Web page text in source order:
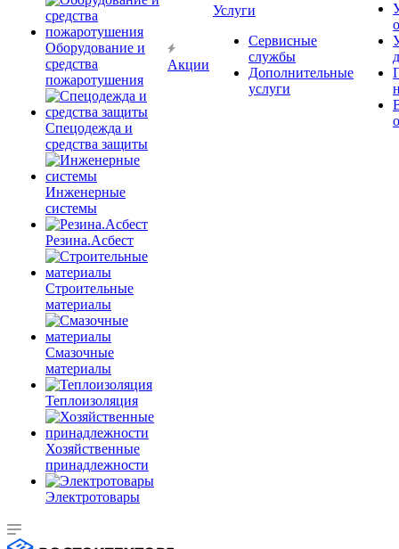
Оборудование и
средства
пожаротушения
Спецодежда и
средства защиты
Инженерные
системы
Резина.Асбест
Строительные
материалы
Смазочные
материалы
Теплоизоляция
Хозяйственные
принадлежности
Электротовары
Акции
Услуги
Сервисные
службы
Дополнительные
услуги